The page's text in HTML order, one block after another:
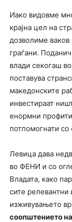
Иако видовме
крајна цел на
дозволиме
граѓани.
влади секогаш
поставува
македонските
инвестираат
енормни
потпомогнати
Левица дава
во ФЕНИ и со
Владата, како
сите
изживувањето
соопштението